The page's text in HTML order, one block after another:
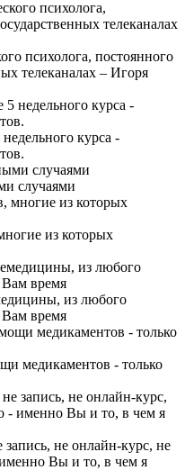
психолога, постоянного
телеканалах – Игоря
курса -
случаями
из которых
из любого
Вам время
медикаментов - только
не онлайн-курс, не
Вы и то, в чем я